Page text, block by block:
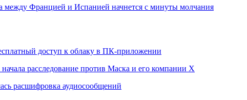
между Францией и Испанией начнется с минуты молчания
доступ к облаку в ПК-приложении
расследование против Маска и его компании X
расшифровка аудиосообщений